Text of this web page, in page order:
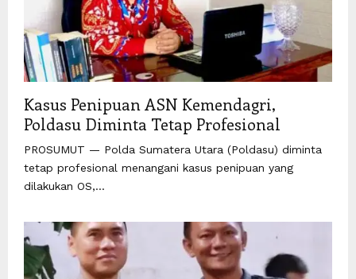
Kasus Penipuan ASN Kemendagri,
Poldasu Diminta Tetap Profesional
PROSUMUT — Polda Sumatera Utara (Poldasu) diminta
tetap profesional menangani kasus penipuan yang
dilakukan OS,...